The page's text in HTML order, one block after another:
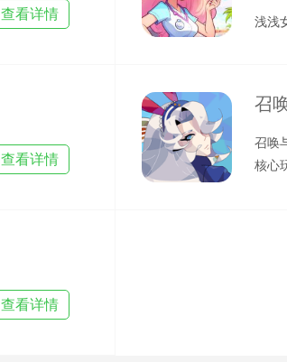
查看详情
浅浅
查看详情
召
召唤
核心
查看详情